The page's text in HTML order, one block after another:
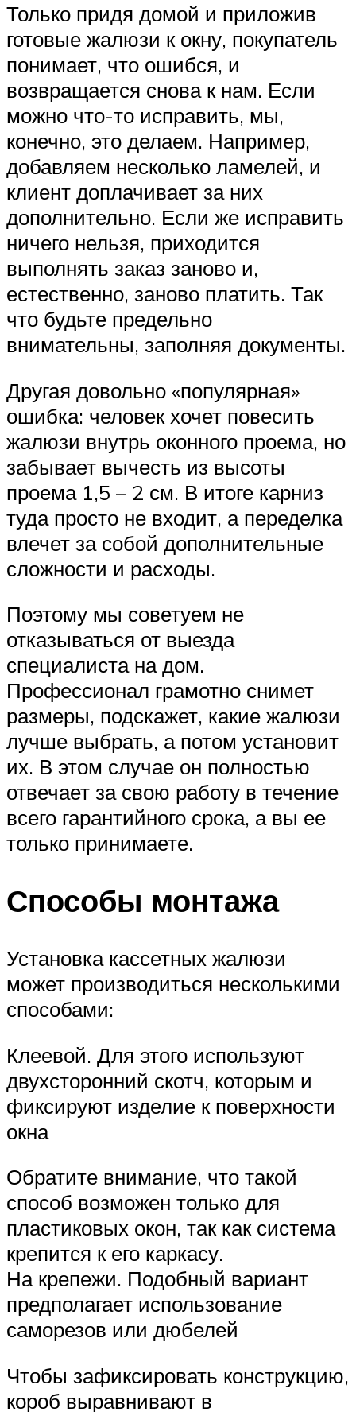
Только придя домой и приложив
готовые жалюзи к окну, покупатель
понимает, что ошибся, и
возвращается снова к нам. Если
можно что-то исправить, мы,
конечно, это делаем. Например,
добавляем несколько ламелей, и
клиент доплачивает за них
дополнительно. Если же исправить
ничего нельзя, приходится
выполнять заказ заново и,
естественно, заново платить. Так
что будьте предельно
внимательны, заполняя документы.
Другая довольно «популярная»
ошибка: человек хочет повесить
жалюзи внутрь оконного проема, но
забывает вычесть из высоты
проема 1,5 – 2 см. В итоге карниз
туда просто не входит, а переделка
влечет за собой дополнительные
сложности и расходы.
Поэтому мы советуем не
отказываться от выезда
специалиста на дом.
Профессионал грамотно снимет
размеры, подскажет, какие жалюзи
лучше выбрать, а потом установит
их. В этом случае он полностью
отвечает за свою работу в течение
всего гарантийного срока, а вы ее
только принимаете.
Способы монтажа
Установка кассетных жалюзи
может производиться несколькими
способами:
Клеевой. Для этого используют
двухсторонний скотч, которым и
фиксируют изделие к поверхности
окна
Обратите внимание, что такой
способ возможен только для
пластиковых окон, так как система
крепится к его каркасу.
На крепежи. Подобный вариант
предполагает использование
саморезов или дюбелей
Чтобы зафиксировать конструкцию,
короб выравнивают в